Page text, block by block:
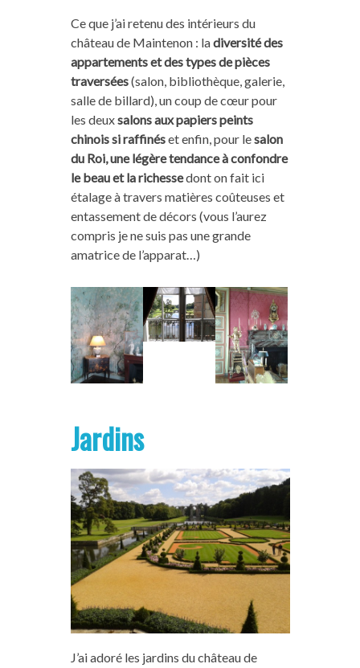
Ce que j’ai retenu des intérieurs du
château de Maintenon : ladiversité des
appartements et des types de pièces
traversées(salon, bibliothèque, galerie,
salle de billard), un coup de cœur pour
les deuxsalons aux papiers peints
chinois si raffinéset enfin, pour lesalon
du Roi, une légère tendance à confondre
le beau et la richessedont on fait ici
étalage à travers matières coûteuses et
entassement de décors (vous l’aurez
compris je ne suis pas une grande
amatrice de l’apparat…)
Jardins
J’ai adoré les jardins du château de